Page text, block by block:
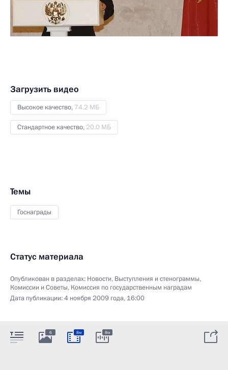
Загрузить видео
Высокое качество, 74.2 МБ
Стандартное качество, 20.0 МБ
Темы
Госнаграды
Статус материала
Опубликован в разделах: Новости, Выступления и стенограммы,
Комиссии и Советы, Комиссия по государственным наградам
Дата публикации:4 ноября 2009 года, 16:00
6 8м 8м